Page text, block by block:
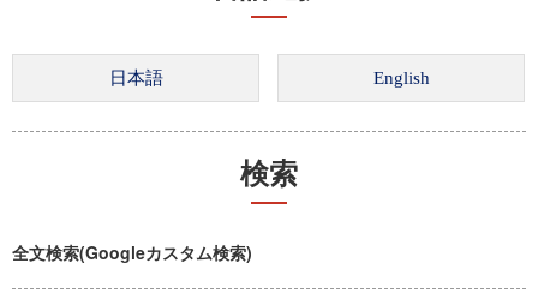
検索
全文検索(Googleカスタム検索)